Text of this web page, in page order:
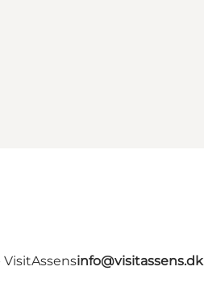
info@visitassens.dk